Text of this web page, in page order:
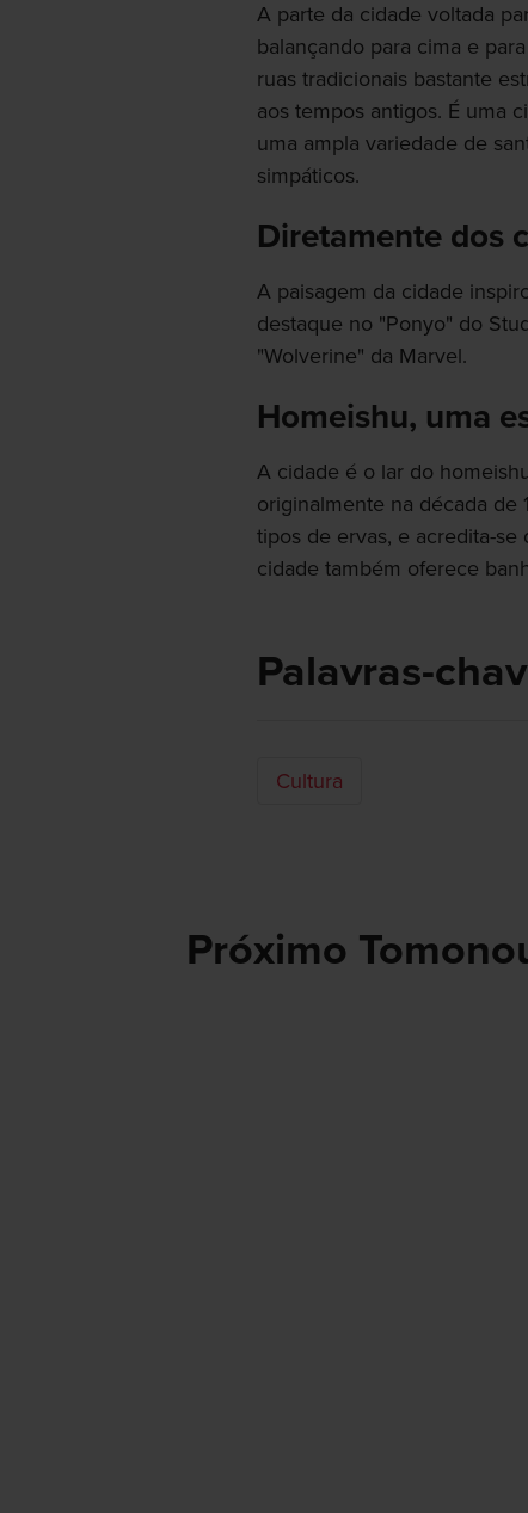
A parte da cidade voltada
balançando para cima e
ruas tradicionais bastante
aos tempos antigos. É uma
uma ampla variedade de
simpáticos.
Diretamente dos
A paisagem da cidade
destaque no "Ponyo" do
"Wolverine" da Marvel.
Homeishu, uma
A cidade é o lar do
originalmente na década de
tipos de ervas, e acredita-se
cidade também oferece
Palavras-
Cultura
Próximo